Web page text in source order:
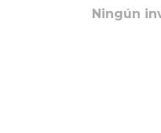
Ningún